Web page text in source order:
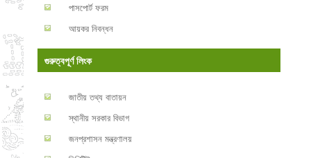
পাসপোর্ট ফরম
আয়কর নিবন্ধন
গুরুত্বপূর্ণ লিংক
জাতীয় তথ্য বাতায়ন
স্থানীয় সরকার বিভাগ
জনপ্রশাসন মন্ত্রণালয়